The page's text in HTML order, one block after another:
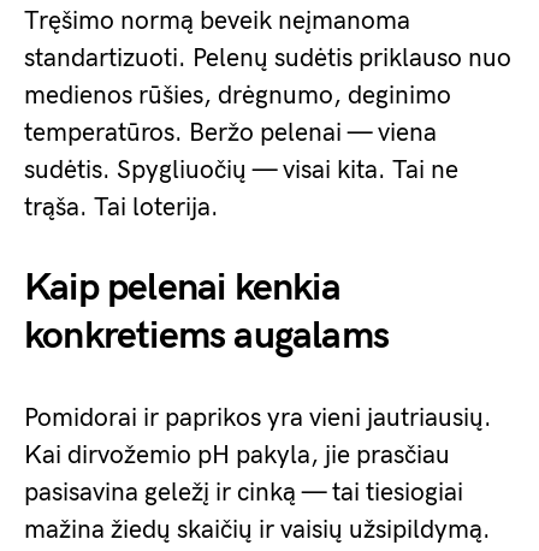
Tręšimo normą beveik neįmanoma
standartizuoti. Pelenų sudėtis priklauso nuo
medienos rūšies, drėgnumo, deginimo
temperatūros. Beržo pelenai — viena
sudėtis. Spygliuočių — visai kita. Tai ne
trąša. Tai loterija.
Kaip pelenai kenkia
konkretiems augalams
Pomidorai ir paprikos yra vieni jautriausių.
Kai dirvožemio pH pakyla, jie prasčiau
pasisavina geležį ir cinką — tai tiesiogiai
mažina žiedų skaičių ir vaisių užsipildymą.